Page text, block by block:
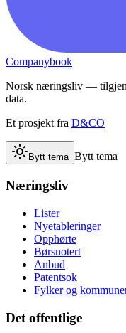
Companybook
Norsk næringsliv —
data.
Et prosjekt fra D&CO
Bytt tema Bytt tema
Næringsliv
Lister
Nyetableringer
Opphørte
Børsnotert
Anbud
Patentsok
Fylker og
Det offentlige